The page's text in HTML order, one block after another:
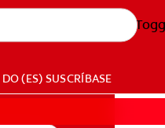
DO (ES) SUSCRÍBASE